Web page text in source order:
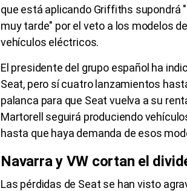
que está aplicando Griffiths supondrá
muy tarde" por el veto a los modelos
vehículos eléctricos.
El presidente del grupo español ha
Seat, pero sí cuatro lanzamientos
palanca para que Seat vuelva a su
Martorell seguirá produciendo
hasta que haya demanda de esos
Navarra y VW cortan el
Las pérdidas de Seat se han visto